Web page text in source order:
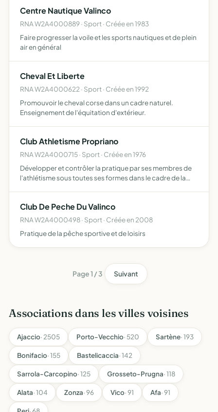
championnats …
Centre Nautique Valinco
RNA W2A4000889 · Sport · Créée en 1983
Faire progresser la voile et les sports nautiques et de plein
air en général
Cheval Et Liberte
RNA W2A4000622 · Sport · Créée en 1992
Promouvoir le cheval corse dans un cadre naturel.
Enseignement de l'équitation d'extérieur.
Club Athletisme Propriano
RNA W2A4000715 · Sport · Créée en 1976
Développer et contrôler la pratique par ses membres de
l'athlétisme sous toutes ses formes dans le cadre de la
Club De Peche Du Valinco
RNA W2A4000498 · Sport · Créée en 2008
Pratique de la pêche sportive et de loisirs
Page 1 / 3 Suivant
Associations dans les villes voisines
Ajaccio· 2505 Porto-Vecchio· 520 Sartène· 193
Bonifacio· 155 Bastelicaccia· 142
Sarrola-Carcopino· 125 Grosseto-Prugna· 118
Alata· 104 Zonza· 96 Vico· 91 Afa· 91